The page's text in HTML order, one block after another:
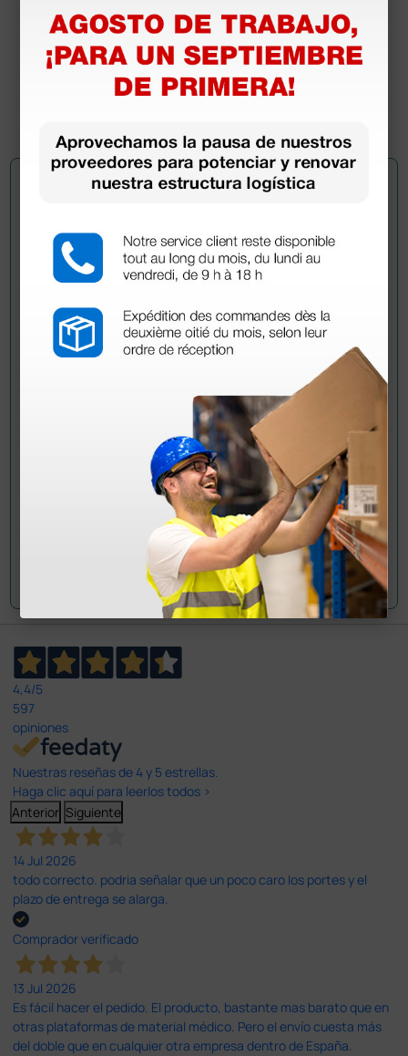
• Carga microbiana: =30 UFC/g UNI EN 14683:2014
• Resistencia a las salpicaduras de líquidos:
Resistente a una presión de 16 kPa, ISO 22609 - UNI
EN 14683:2014
Pregúntale a un colega
¿Todavía tienes alguna duda? ¿Necesitas más
Envía ahora mismo tu pregunta a los colegas que ya
han adquirido este producto.
Envía tu pregunta
4,4/5
597
opiniones
Nuestras reseñas de 4 y 5 estrellas.
Haga clic aquí para leerlos todos >
Anterior Siguiente
14 Jul 2026
todo correcto. podria señalar que un poco caro los portes y el
plazo de entrega se alarga.
Comprador verificado
13 Jul 2026
Es fácil hacer el pedido. El producto, bastante mas barato que en
otras plataformas de material médico. Pero el envío cuesta más
del doble que en cualquier otra empresa dentro de España.